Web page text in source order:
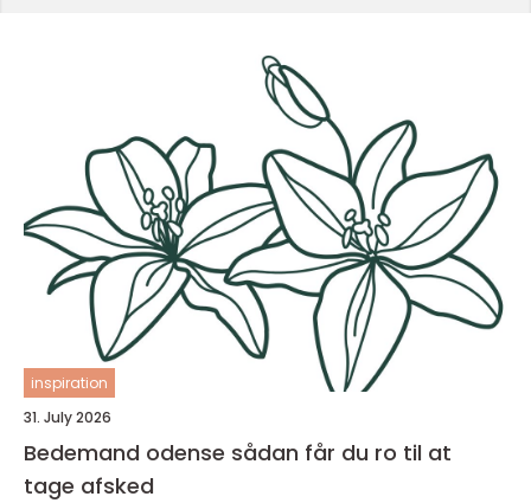
inspiration
31. July 2026
Bedemand odense sådan får du ro til at
tage afsked